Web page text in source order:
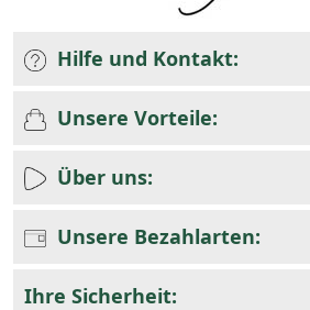
Hilfe und Kontakt:
Unsere Vorteile:
Über uns:
Unsere Bezahlarten:
Ihre Sicherheit: